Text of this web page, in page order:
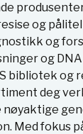
og
og
og
bibliotek og
deg
Med fokus